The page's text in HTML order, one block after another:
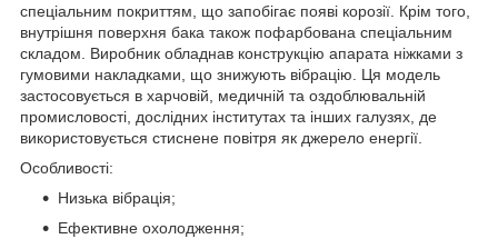
спеціальним покриттям, що запобігає появі корозії. Крім того,
внутрішня поверхня бака також пофарбована спеціальним
складом. Виробник обладнав конструкцію апарата ніжками з
гумовими накладками, що знижують вібрацію. Ця модель
застосовується в харчовій, медичній та оздоблювальній
промисловості, дослідних інститутах та інших галузях, де
використовується стиснене повітря як джерело енергії.
Особливості:
Низька вібрація;
Ефективне охолодження;